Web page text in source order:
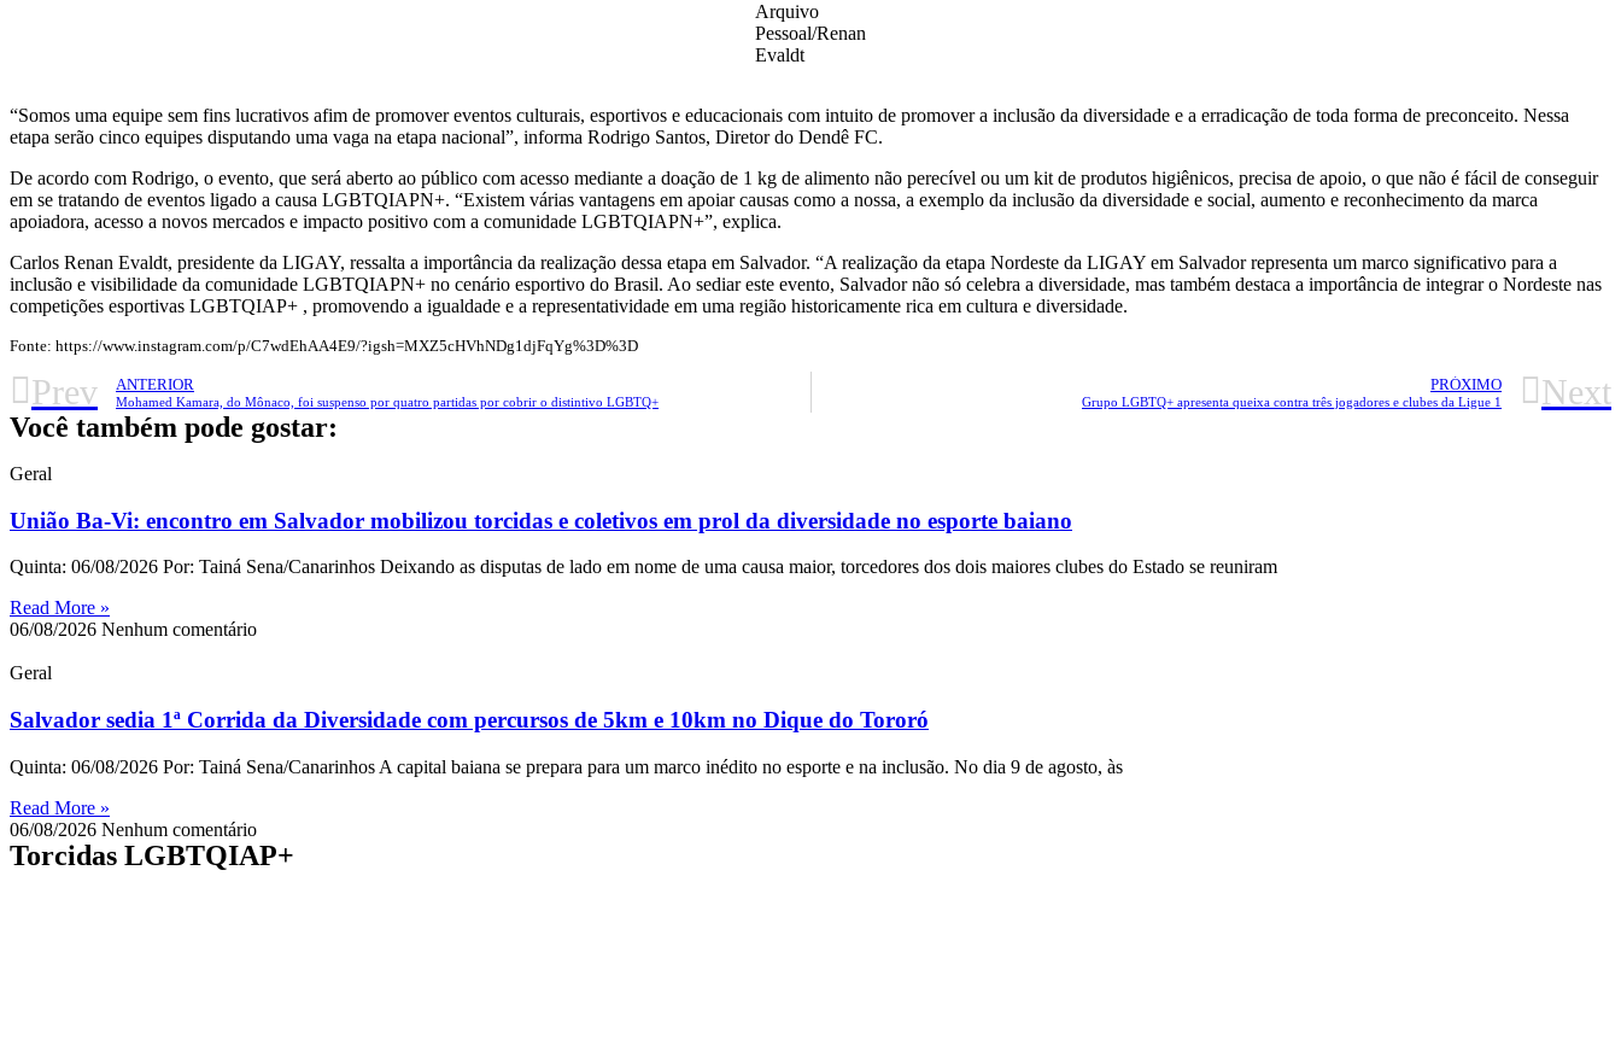
Arquivo
Pessoal/Renan
Evaldt
“Somos uma equipe sem fins lucrativos afim de promover eventos culturais, esportivos e educacionais com intuito de promover a inclusão da diversidade e a erradicação de toda forma de preconceito. Nessa
etapa serão cinco equipes disputando uma vaga na etapa nacional”, informa Rodrigo Santos, Diretor do Dendê FC.
De acordo com Rodrigo, o evento, que será aberto ao público com acesso mediante a doação de 1 kg de alimento não perecível ou um kit de produtos higiênicos, precisa de apoio, o que não é fácil de conseguir
em se tratando de eventos ligado a causa LGBTQIAPN+. “Existem várias vantagens em apoiar causas como a nossa, a exemplo da inclusão da diversidade e social, aumento e reconhecimento da marca
apoiadora, acesso a novos mercados e impacto positivo com a comunidade LGBTQIAPN+”, explica.
Carlos Renan Evaldt, presidente da LIGAY, ressalta a importância da realização dessa etapa em Salvador. “A realização da etapa Nordeste da LIGAY em Salvador representa um marco significativo para a
inclusão e visibilidade da comunidade LGBTQIAPN+ no cenário esportivo do Brasil. Ao sediar este evento, Salvador não só celebra a diversidade, mas também destaca a importância de integrar o Nordeste nas
competições esportivas LGBTQIAP+ , promovendo a igualdade e a representatividade em uma região historicamente rica em cultura e diversidade.
Fonte: https://www.instagram.com/p/C7wdEhAA4E9/?igsh=MXZ5cHVhNDg1djFqYg%3D%3D
Prev ANTERIOR
Mohamed Kamara, do Mônaco, foi suspenso por quatro partidas por cobrir o distintivo LGBTQ+
PRÓXIMO
Grupo LGBTQ+ apresenta queixa contra três jogadores e clubes da Ligue 1 Next
Você também pode gostar:
Geral
União Ba-Vi: encontro em Salvador mobilizou torcidas e coletivos em prol da diversidade no esporte baiano
Quinta: 06/08/2026 Por: Tainá Sena/Canarinhos Deixando as disputas de lado em nome de uma causa maior, torcedores dos dois maiores clubes do Estado se reuniram
Read More »
06/08/2026 Nenhum comentário
Geral
Salvador sedia 1ª Corrida da Diversidade com percursos de 5km e 10km no Dique do Tororó
Quinta: 06/08/2026 Por: Tainá Sena/Canarinhos A capital baiana se prepara para um marco inédito no esporte e na inclusão. No dia 9 de agosto, às
Read More »
06/08/2026 Nenhum comentário
Torcidas LGBTQIAP+